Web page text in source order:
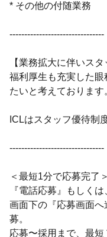
* その他の付随業務
--------------------------------
【業務拡大に伴いスタ
福利厚生も充実した
たいと考えております
ICLはスタッフ優待制
--------------------------------
＜最短1分で応募完了＞
『電話応募』もしくは
画面下の『応募画面
募。
応募〜採用まで、最短